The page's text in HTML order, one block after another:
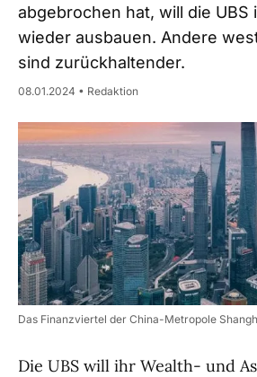
abgebrochen hat, will die UBS
wieder ausbauen. Andere
sind zurückhaltender.
08.01.2024 • Redaktion
Das Finanzviertel der China-Metropole
Die UBS will ihr Wealth- und